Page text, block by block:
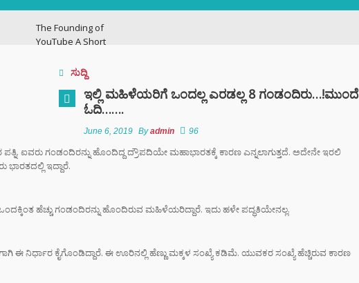
The Founding of
YouTube A Short
ವಿಜಯನಗರದಲ್ಲಿ
ಭಿಕ್ಷಾಟನೆ ಜಾಲ: ಶಾಲೆ ರಜೆ
ಎಂದು ಮಕ್ಕಳನ್ನೇ ಭಿಕ್ಷೆಗೆ
ಇಳಿಸಿದ್ದ ತಾಯಂದಿರು
ಬ್ಯಾಕ್ ಟು ಬ್ಯಾಕ್ ಟ್ರೋಫಿ
ಫಜೀತಿ;
ಸುದ್ದಿ
ಇಲ್ಲಿ ಮಹಿಳೆಯರಿಗೆ ಒಂದಲ್ಲ ಎರಡಲ್ಲ 8 ಗಂಡಂದಿರು…!ಮುಂದೆ
ಓದಿ…….
June 6, 2019 Byadmin 96
ಐವರು ಗಂಡಂದಿರನ್ನು ಹೊಂದಿದ್ದ ದ್ರೌಪದಿಯೇ ಮಹಾಭಾರತಕ್ಕೆ ಕಾರಣ ಎನ್ನಲಾಗುತ್ತದೆ. ಅದೇನೇ ಇರಲಿ
ಇದ್ದಾರೆ.
ಹೆಚ್ಚು ಗಂಡಂದಿರನ್ನು ಹೊಂದಿರುವ ಮಹಿಳೆಯರಿದ್ದಾರೆ. ಇದು ಹಳೇ ಪದ್ಧತಿಯೇನಲ್ಲ.
ಈ ನಿರ್ಧಾರ ಕೈಗೊಂಡಿದ್ದಾರೆ. ಈ ಊರಿನಲ್ಲಿ ಹೆಣ್ಣು ಮಕ್ಕಳ ಸಂಖ್ಯೆ ಕಡಿಮೆ. ಯುವಕರ ಸಂಖ್ಯೆ ಹೆಚ್ಚಿರುವ ಕಾರಣ